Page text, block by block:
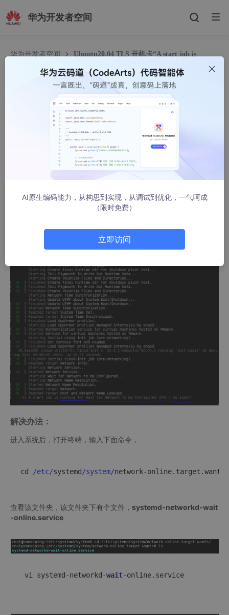
华为开发者空间
华为开发者空间
Ubuntu20.04 TLS 开机卡“A start job is
Ubuntu20.04 TLS 开机卡“A start job is running f
or wait for network to be Configured”的解决方
法...
运维密码
11504人浏览 · 2021-08-23 18:45:00
虚拟机安装ubuntu20.04 TLS系统后，开机总会卡在等待网络连
解决办法：
进入系统后，打开终端，输入下面命令，
cd /etc/systemd /system/
查看该文件夹，该文件夹下有个文件， systemd-networkd-wait
-online.service
vi systemd-networkd-wait
AI原生编码能力，从构思到实现，从调试到优化，一气呵成
（限时免费）
立即访问